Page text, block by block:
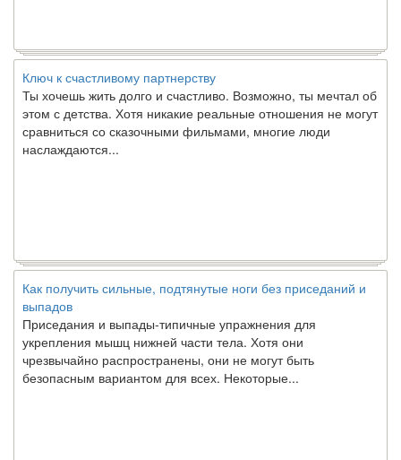
Ключ к счастливому партнерству
Ты хочешь жить долго и счастливо. Возможно, ты мечтал об
этом с детства. Хотя никакие реальные отношения не могут
сравниться со сказочными фильмами, многие люди
наслаждаются...
Как получить сильные, подтянутые ноги без приседаний и
выпадов
Приседания и выпады-типичные упражнения для
укрепления мышц нижней части тела. Хотя они
чрезвычайно распространены, они не могут быть
безопасным вариантом для всех. Некоторые...